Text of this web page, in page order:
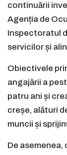
continuării
Agenția de
Inspectoratul
servicilor și
Obiectivele
angajării a
patru ani și
creșe, alături
muncii și
De